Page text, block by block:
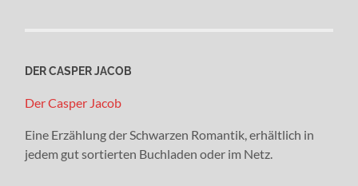
DER CASPER JACOB
Der Casper Jacob
Eine Erzählung der Schwarzen Romantik, erhältlich in
jedem gut sortierten Buchladen oder im Netz.